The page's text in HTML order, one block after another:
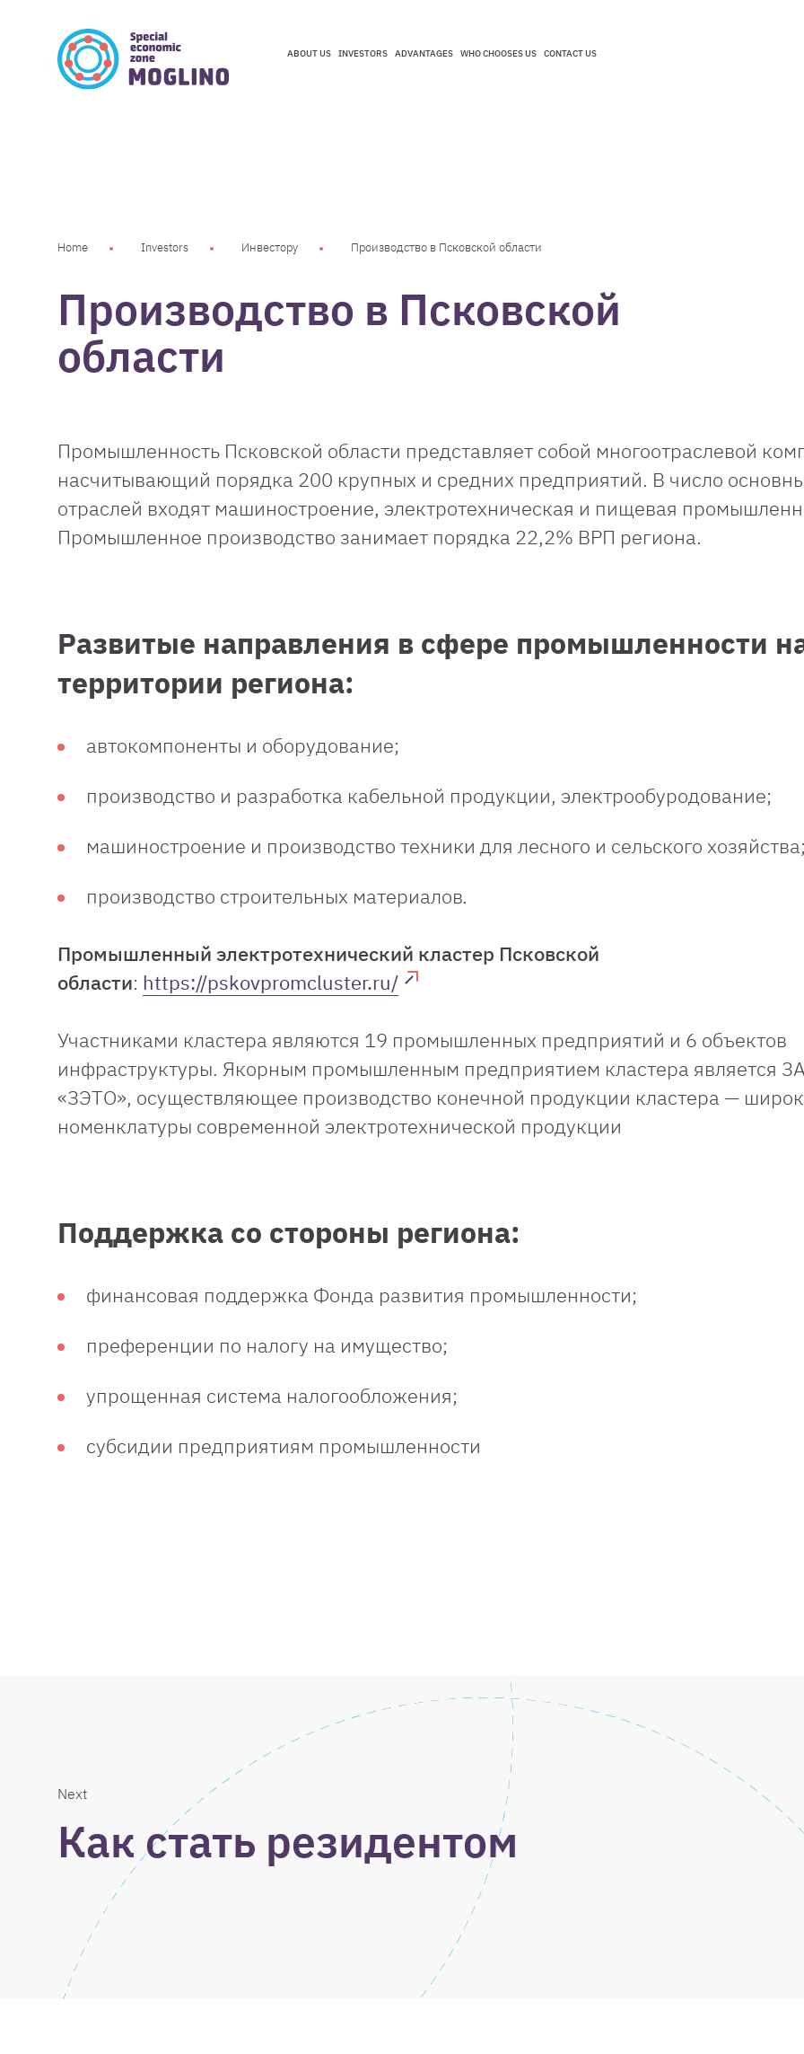
ABOUT US INVESTORS ADVANTAGES WHO CHOOSES US CONTACT US
Home Investors Инвестору Производство в Псковской области
Производство в Псковской
области
Промышленность Псковской области представляет собой многоотраслевой
насчитывающий порядка 200 крупных и средних предприятий. В число
отраслей входят машиностроение, электротехническая и пищевая
Промышленное производство занимает порядка 22,2% ВРП региона.
Развитые направления в сфере промышленности
территории региона:
автокомпоненты и оборудование;
производство и разработка кабельной продукции, электрообуродование;
машиностроение и производство техники для лесного и сельского хозяйства;
производство строительных материалов.
Промышленный электротехнический кластер Псковской
области: https://pskovpromcluster.ru/
Участниками кластера являются 19 промышленных предприятий и 6 объектов
инфраструктуры. Якорным промышленным предприятием кластера является
«ЗЭТО», осуществляющее производство конечной продукции кластера —
номенклатуры современной электротехнической продукции
Поддержка со стороны региона:
финансовая поддержка Фонда развития промышленности;
преференции по налогу на имущество;
упрощенная система налогообложения;
субсидии предприятиям промышленности
Next
Как стать резидентом